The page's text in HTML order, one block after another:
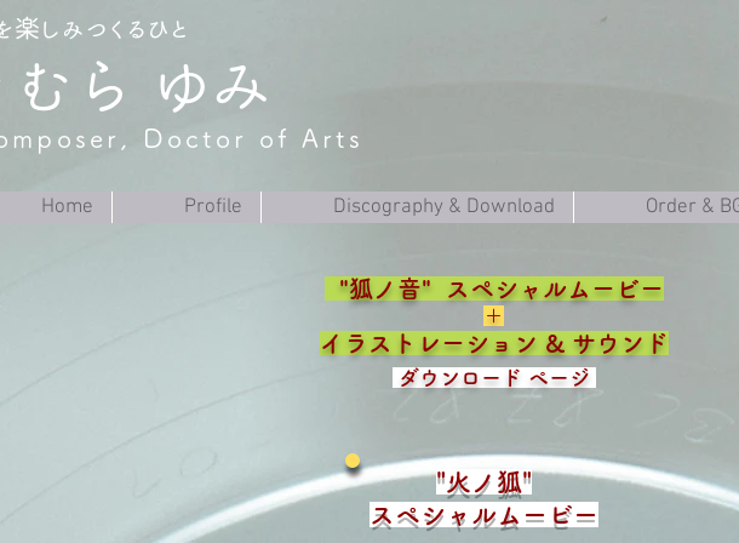
楽しみつくるひと
むら ゆみ
Doctor of Arts
Home Profile Discography & Download Order &
"狐ノ音" ​スペシャルムービー
​＋
イラストレーション & サウンド
ダウンロード ページ
"火ノ狐"
​スペシャルムービー